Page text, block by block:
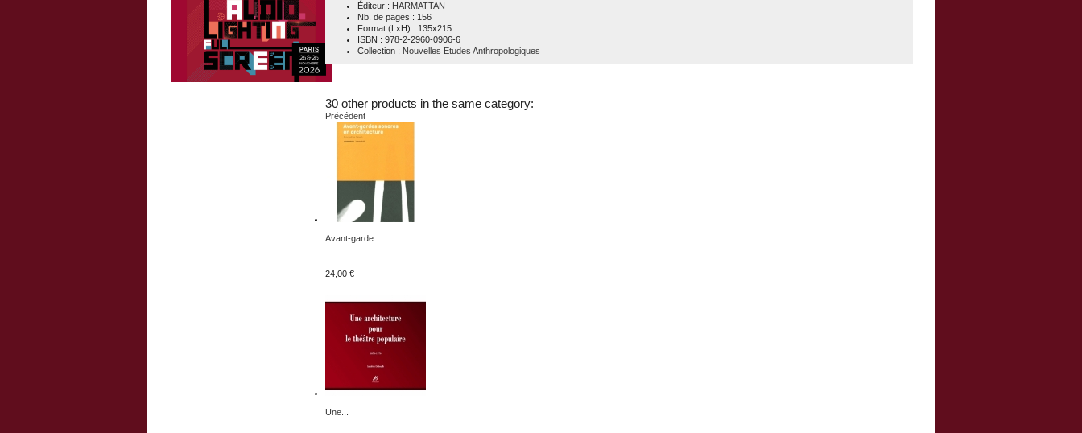
Éditeur : HARMATTAN
Nb. de pages : 156
Format (LxH) : 135x215
ISBN : 978-2-2960-0906-6
Collection : Nouvelles Etudes Anthropologiques
30 other products in the same category:
Précédent
Avant-garde...
24,00 €
Une...